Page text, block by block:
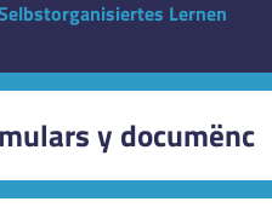
Lernen
y documënc